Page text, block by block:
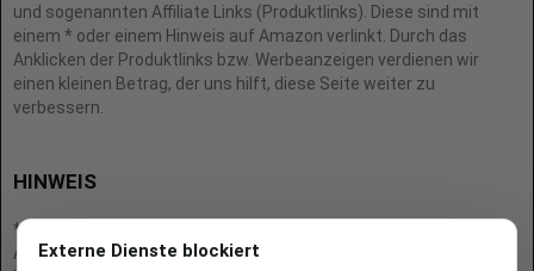
und sogenannten Affiliate Links (Produktlinks). Diese sind mit
einem * oder einem Hinweis auf Amazon verlinkt. Durch das
Anklicken der Produktlinks bzw. Werbeanzeigen verdienen wir
einen kleinen Betrag, der uns hilft, diese Seite weiter zu
verbessern.
HINWEIS
* = Afilliate-Link (=Werbung)
Als Amazon-Partner verdient der Seitenbetreiber an qualifizierten
Externe Dienste blockiert